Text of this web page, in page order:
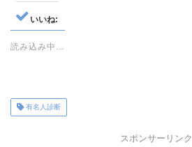
いいね:
読み込み中…
有名人診断
スポンサーリンク